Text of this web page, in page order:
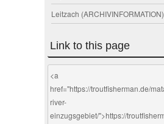
Leitzach (ARCHIVINFORMATION)
Link to this page